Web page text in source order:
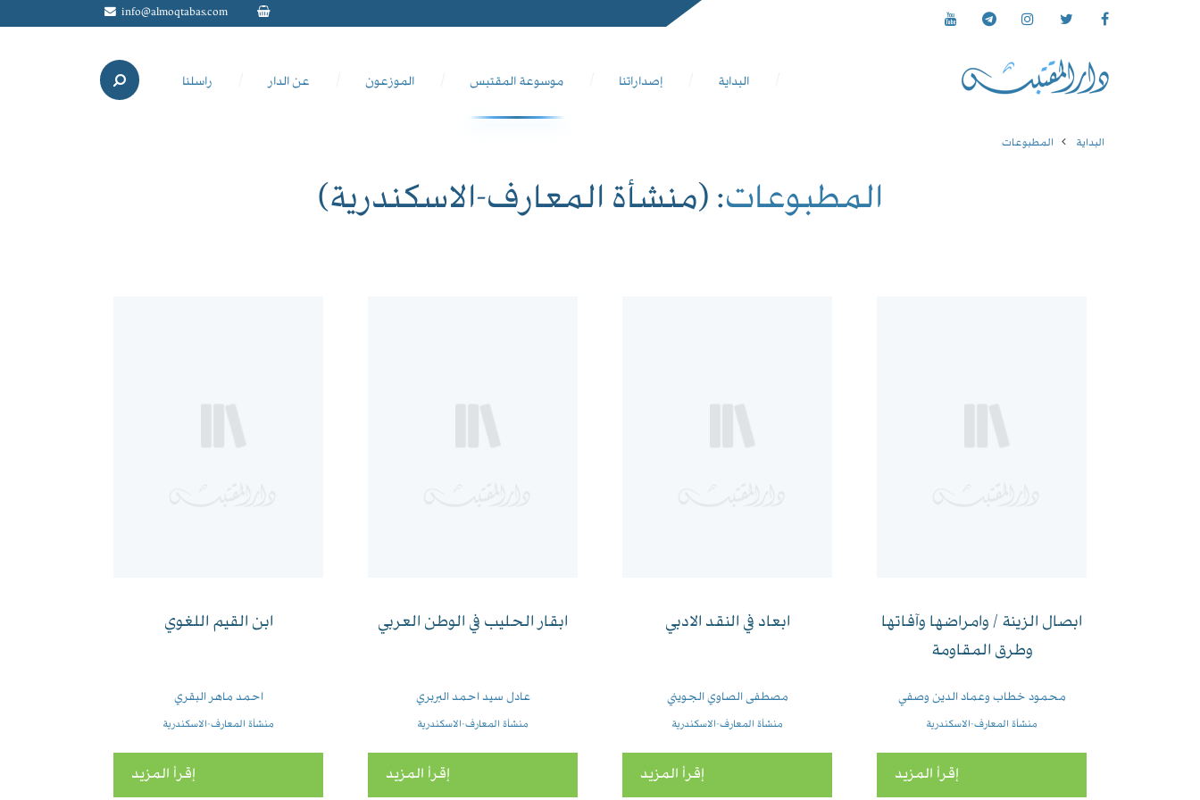
info@almoqtabas.com
البداية إصداراتنا موسوعة المقتبس الموزعون عن الدار راسلنا
البداية المطبوعات
المطبوعات: (منشأة المعارف-الاسكندرية)
ابصال الزينة / وامراضها وآفاتها
وطرق المقاومة
محمود خطاب وعماد الدين وصفي
منشأة المعارف-الاسكندرية
إقرأ المزيد
ابعاد في النقد الادبي
مصطفى الصاوي الجويني
منشأة المعارف-الاسكندرية
إقرأ المزيد
ابقار الحليب في الوطن العربي
عادل سيد احمد البربري
منشأة المعارف-الاسكندرية
إقرأ المزيد
ابن القيم اللغوي
احمد ماهر البقري
منشأة المعارف-الاسكندرية
إقرأ المزيد